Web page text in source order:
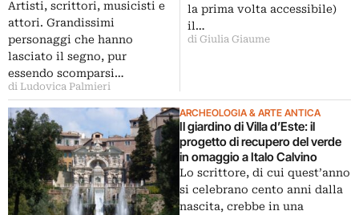
Artisti, scrittori, musicisti e
attori. Grandissimi
personaggi che hanno
lasciato il segno, pur
essendo scomparsi…
di Ludovica Palmieri
la prima volta accessibile)
il…
di Giulia Giaume
ARCHEOLOGIA & ARTE ANTICA
Il giardino di Villa d’Este: il
progetto di recupero del verde
in omaggio a Italo Calvino
Lo scrittore, di cui quest’anno
si celebrano cento anni dalla
nascita, crebbe in una